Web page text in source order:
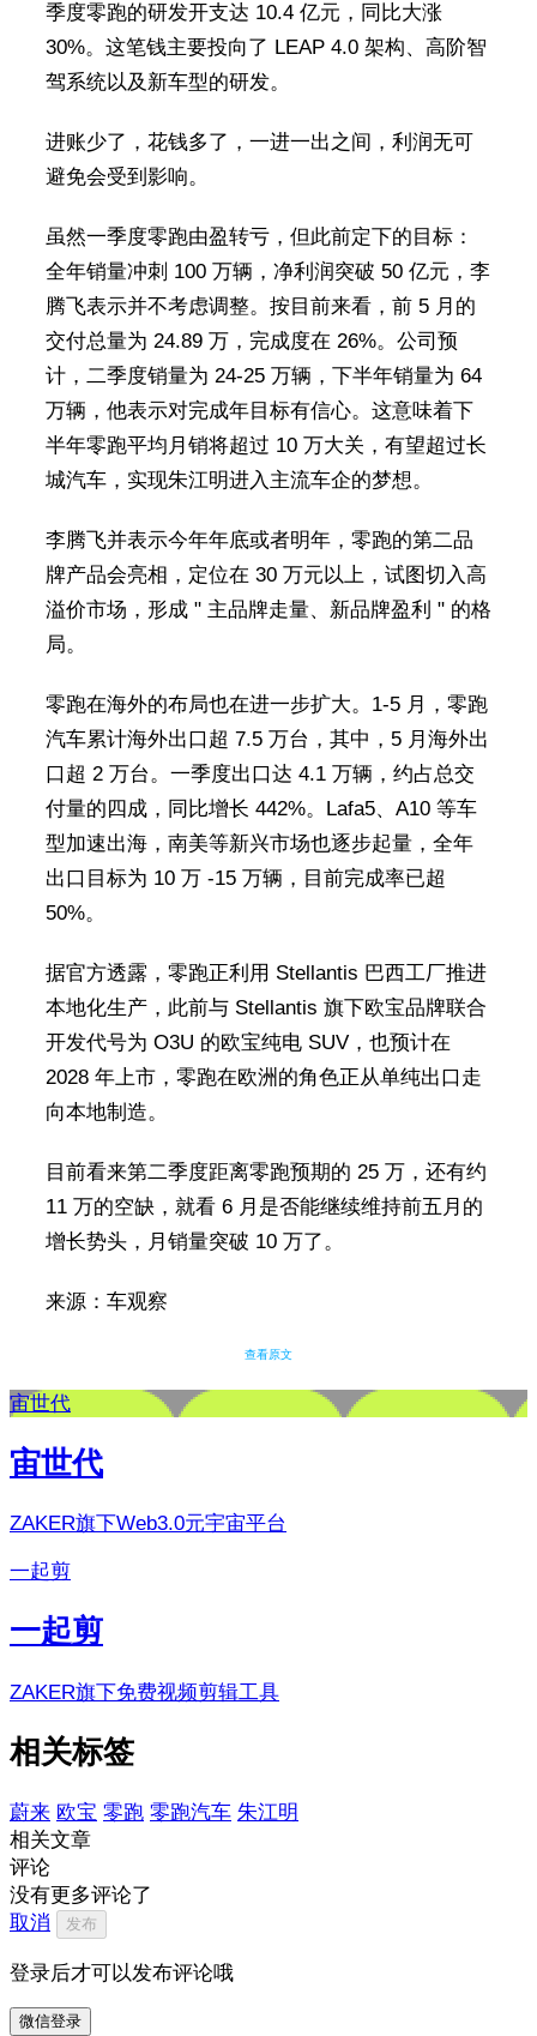
季度零跑的研发开支达 10.4 亿元，同比大涨
30%。这笔钱主要投向了 LEAP 4.0 架构、高阶智
驾系统以及新车型的研发。
进账少了，花钱多了，一进一出之间，利润无可
避免会受到影响。
虽然一季度零跑由盈转亏，但此前定下的目标：
全年销量冲刺 100 万辆，净利润突破 50 亿元，李
腾飞表示并不考虑调整。按目前来看，前 5 月的
交付总量为 24.89 万，完成度在 26%。公司预
计，二季度销量为 24-25 万辆，下半年销量为 64
万辆，他表示对完成年目标有信心。这意味着下
半年零跑平均月销将超过 10 万大关，有望超过长
城汽车，实现朱江明进入主流车企的梦想。
李腾飞并表示今年年底或者明年，零跑的第二品
牌产品会亮相，定位在 30 万元以上，试图切入高
溢价市场，形成 " 主品牌走量、新品牌盈利 " 的格
局。
零跑在海外的布局也在进一步扩大。1-5 月，零跑
汽车累计海外出口超 7.5 万台，其中，5 月海外出
口超 2 万台。一季度出口达 4.1 万辆，约占总交
付量的四成，同比增长 442%。Lafa5、A10 等车
型加速出海，南美等新兴市场也逐步起量，全年
出口目标为 10 万 -15 万辆，目前完成率已超
50%。
据官方透露，零跑正利用 Stellantis 巴西工厂推进
本地化生产，此前与 Stellantis 旗下欧宝品牌联合
开发代号为 O3U 的欧宝纯电 SUV，也预计在
2028 年上市，零跑在欧洲的角色正从单纯出口走
向本地制造。
目前看来第二季度距离零跑预期的 25 万，还有约
11 万的空缺，就看 6 月是否能继续维持前五月的
增长势头，月销量突破 10 万了。
来源：车观察
查看原文
宙世代
宙世代
ZAKER旗下Web3.0元宇宙平台
一起剪
一起剪
ZAKER旗下免费视频剪辑工具
相关标签
蔚来 欧宝 零跑 零跑汽车 朱江明
相关文章
评论
没有更多评论了
取消
发布
登录后才可以发布评论哦
微信登录